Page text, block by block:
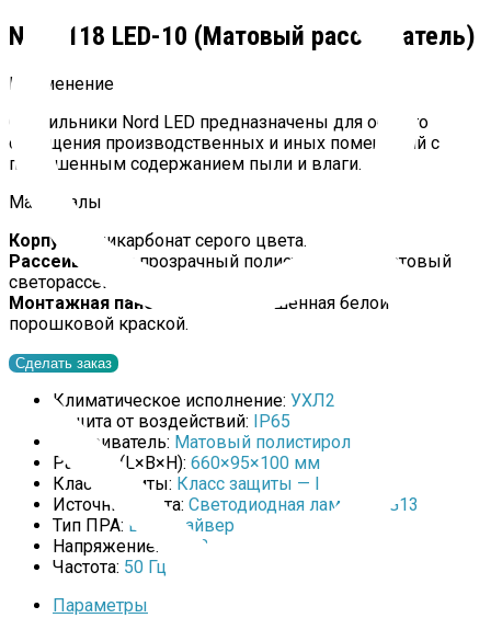
Nord 118 LED-10 (Матовый рассеиватель)
Применение
Светильники Nord LED предназначены для общего
освещения производственных и иных помещений с
повышенным содержанием пыли и влаги.
Материалы
Корпус
: поликарбонат серого цвета.
Рассеиватель: прозрачный полистирол или матовый
светорассеивающий полистирол.
Монтажная панель
: сталь, окрашенная белой
порошковой краской.
Сделать заказ
Климатическое исполнение: УХЛ2
Защита от воздействий: IP65
Рассеиватель: Матовый полистирол
Размер (L×B×H): 660×95×100 мм
Класс защиты: Класс защиты — I
Источник света: Светодиодная лампа Т8 G13
Тип ПРА: LED драйвер
Напряжение:
220 В
Частота: 50 Гц
Параметры